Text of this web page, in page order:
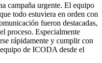
campaña urgente. El equipo
todo estuviera en orden con
fueron destacadas,
proceso. Especialmente
rápidamente y cumplir con
de ICODA desde el